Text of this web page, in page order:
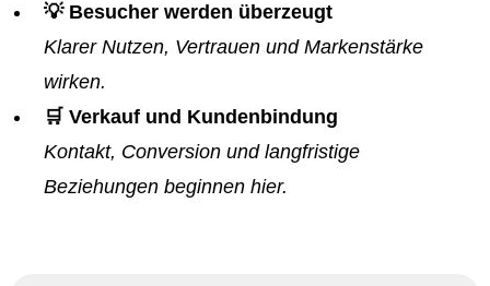
💡 Besucher werden überzeugt
Klarer Nutzen, Vertrauen und Markenstärke
wirken.
🛒 Verkauf und Kundenbindung
Kontakt, Conversion und langfristige
Beziehungen beginnen hier.